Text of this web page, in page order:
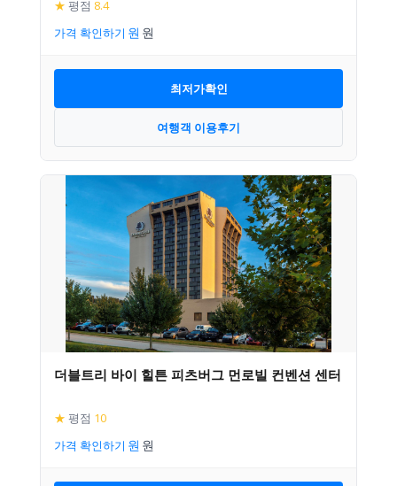
★ 평점 8.4
가격 확인하기
최저가확인
여행객 이용후기
더블트리 바이 힐튼 피츠버그 먼로빌 컨벤션 센터
★ 평점 10
가격 확인하기